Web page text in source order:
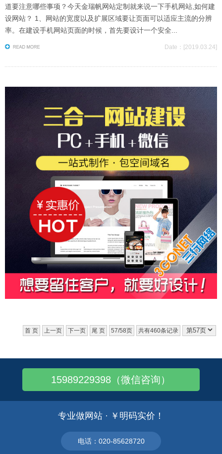
道要注意哪些事项？今天金瑞帆网站定制就来说一下手机网站,如何建
设网站？ 1、网站的宽度以及扩展区域要让页面可以适应主流的分辨
率。在建设手机网站页面的时候，首先要设计一个安全...
Date：[2019.03.24]
首 页 上一页 下一页 尾 页 57/58页 共有460条记录
15989229398（微信咨询）
专业做网站 · ￥明码实价！
电话：020-85628720